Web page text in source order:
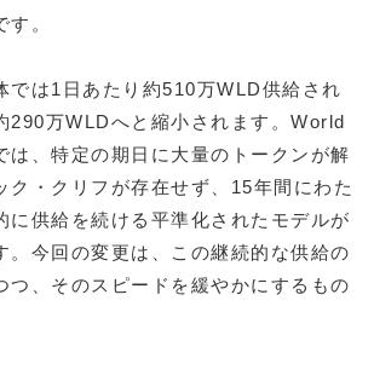
。
では1日あたり約510万WLD供給され
290万WLDへと縮小されます。World
は、特定の期日に大量のトークンが解
ク・クリフが存在せず、15年間にわた
に供給を続ける平準化されたモデルが
。今回の変更は、この継続的な供給の
つ、そのスピードを緩やかにするもの